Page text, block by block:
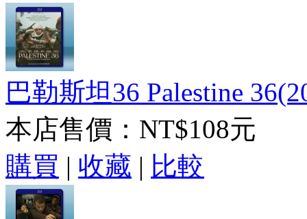
巴勒斯坦36 Palestine
本店售價： NT$108元
購買 | 收藏 | 比較